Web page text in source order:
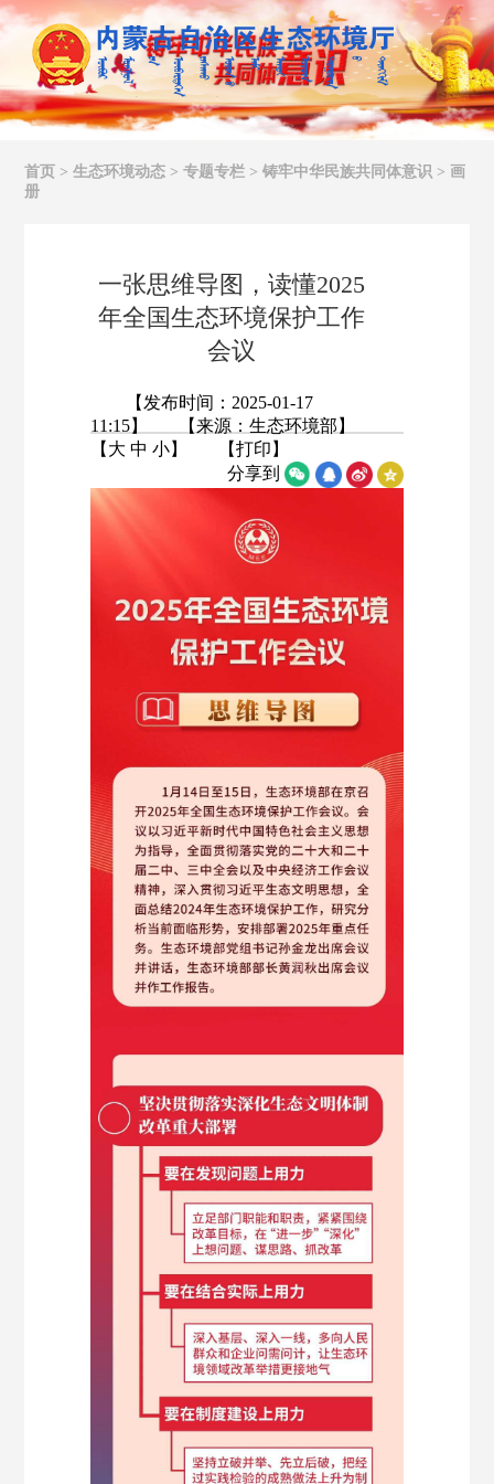
首页 >生态环境动态 >专题专栏 >铸牢中华民族共同体意识 >画
册
一张思维导图，读懂2025
年全国生态环境保护工作
会议
【发布时间：2025-01-17
11:15】 【来源：生态环境部 】
【 大 中 小】 【打印 】
分享到